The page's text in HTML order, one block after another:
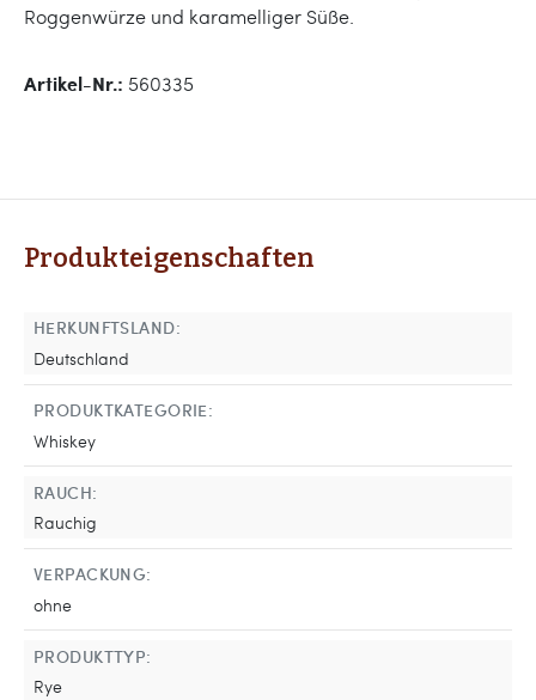
Roggenwürze und karamelliger Süße.
Artikel-Nr.: 560335
Produkteigenschaften
HERKUNFTSLAND:
Deutschland
PRODUKTKATEGORIE:
Whiskey
RAUCH:
Rauchig
VERPACKUNG:
ohne
PRODUKTTYP:
Rye